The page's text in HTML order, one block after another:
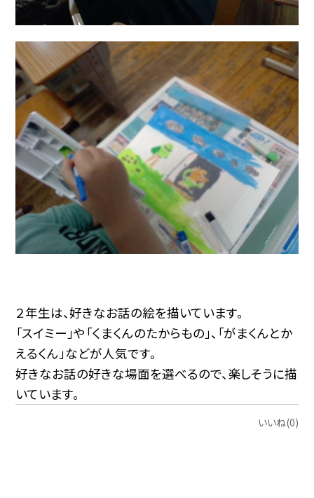
２年生は、好きなお話の絵を描いています。
「スイミー」や「くまくんのたからもの」、「がまくんとか
えるくん」などが人気です。
好きなお話の好きな場面を選べるので、楽しそうに描
いています。
いいね(0)